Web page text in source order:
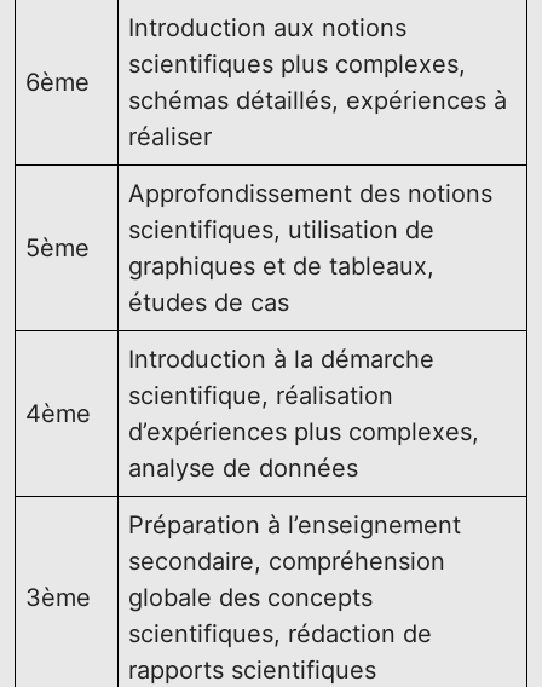
6ème
Introduction aux notions
scientifiques plus complexes,
schémas détaillés, expériences à
réaliser
5ème
Approfondissement des notions
scientifiques, utilisation de
graphiques et de tableaux,
études de cas
4ème
Introduction à la démarche
scientifique, réalisation
d’expériences plus complexes,
analyse de données
3ème
Préparation à l’enseignement
secondaire, compréhension
globale des concepts
scientifiques, rédaction de
rapports scientifiques